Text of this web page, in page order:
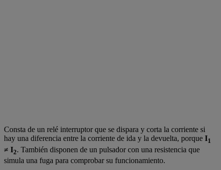
Consta de un relé interruptor que se dispara y corta la corriente si
hay una diferencia entre la corriente de ida y la devuelta, porque I1
≠ I2. También disponen de un pulsador con una resistencia que
simula una fuga para comprobar su funcionamiento.